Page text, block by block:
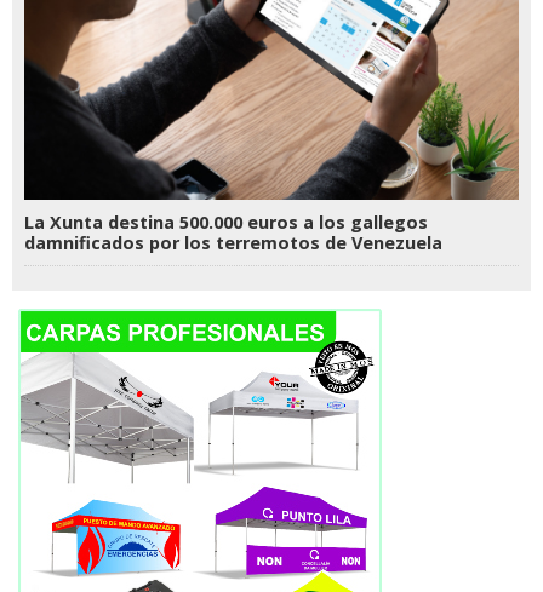
La Xunta destina 500.000 euros a los gallegos
damnificados por los terremotos de Venezuela